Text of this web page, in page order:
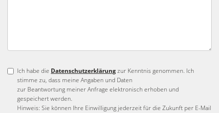
Ich habe die Datenschutzerklärungzur Kenntnis genommen. Ich
stimme zu, dass meine Angaben und Daten
zur Beantwortung meiner Anfrage elektronisch erhoben und
gespeichert werden.
Hinweis: Sie können Ihre Einwilligung jederzeit für die Zukunft per E-Mail